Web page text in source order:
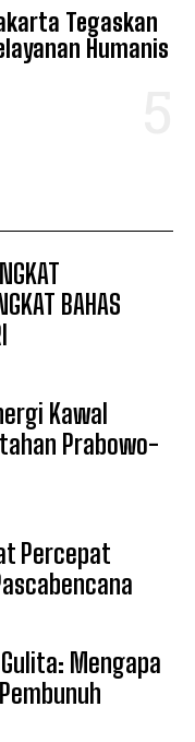
Tegaskan
Humanis
BAHAS
Kawal
Prabowo-
Percepat
Mengapa